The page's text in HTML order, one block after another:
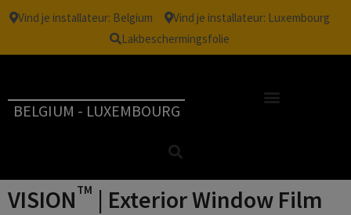
Vind je installateur: Belgium
Vind je installateur: Luxembourg
Lakbeschermingsfolie
BELGIUM - LUXEMBOURG
VISION TM | Exterior Window Film